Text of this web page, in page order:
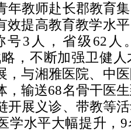
年教师赴长郡教育
效提高教育教学水
号3人，省级62人
略，不断加强卫健
，与湘雅医院、中
，输送68名骨干医
开展义诊、带教等
学水平大幅提升，